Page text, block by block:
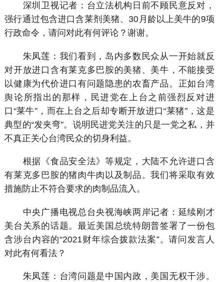
深圳卫视记者：台立法机构日前不顾民意反对，
强行通过包含进口含莱剂美猪、30月龄以上美牛的9项
行政命令，请问对此有何评论？谢谢。
朱凤莲：我们看到，岛内多数民众从一开始就反
对开放进口含有莱克多巴胺的美猪、美牛，不能接受
以健康为代价进口有问题隐患的农畜产品。正如台湾
舆论所指出的那样，民进党在上台之前强烈反对进
口“莱牛”，而在上台之后却专断开放进口“莱猪”，这是
典型的“发夹弯”。说明民进党关注的只是一党之私，并
不真正关心台湾民众的切身利益。
根据《食品安全法》等规定，大陆不允许进口含
有莱克多巴胺的猪肉牛肉以及制品。我们将采取有效
措施防止不符合要求的肉制品流入。
中央广播电视总台央视海峡两岸记者：延续刚才
美台关系的话题。最近美国总统特朗普签署了一份包
含涉台内容的“2021财年综合拨款法案”。请问发言人
对此有何看法？
朱凤莲：台湾问题是中国内政，美国无权干涉。